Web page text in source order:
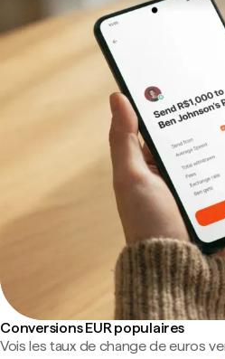
Conversions EUR populaires
Vois les taux de change de euros